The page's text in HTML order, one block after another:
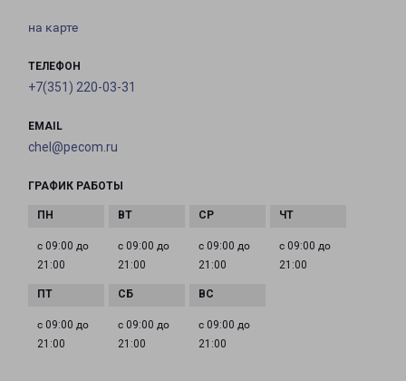
на карте
ТЕЛЕФОН
+7(351) 220-03-31
EMAIL
chel@pecom.ru
ГРАФИК РАБОТЫ
с 09:00 до
21:00
с 09:00 до
21:00
с 09:00 до
21:00
с 09:00 до
21:00
с 09:00 до
21:00
с 09:00 до
21:00
с 09:00 до
21:00